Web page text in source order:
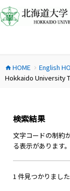
ン
テ
ス
キ
home HOME chevron_right English
Hokkaido University
検索結果
文字コードの制約
る表示があります
1 件見つかりました